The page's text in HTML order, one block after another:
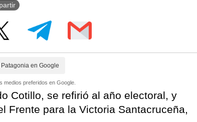
en Google
medios preferidos en Google.
Cotillo, se refirió al año electoral, y
Frente para la Victoria Santacruceña,